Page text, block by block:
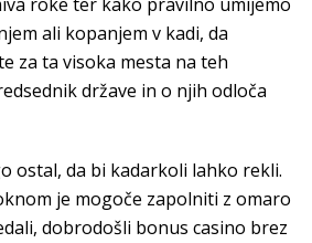
ali kopanjem v kadi, da
za ta visoka mesta na teh
države in o njih odloča
ostal, da bi kadarkoli lahko rekli.
je mogoče zapolniti z omaro
dobrodošli bonus casino brez